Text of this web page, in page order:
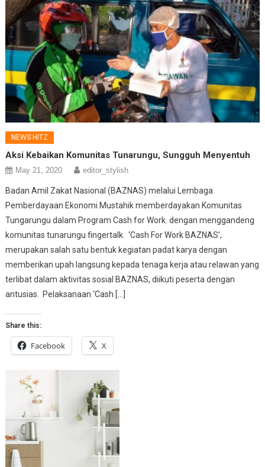
NEWS HITZ
Aksi Kebaikan Komunitas Tunarungu, Sungguh Menyentuh
May 21, 2020 editor_stylish
Badan Amil Zakat Nasional (BAZNAS) melalui Lembaga
Pemberdayaan Ekonomi Mustahik memberdayakan Komunitas
Tungarungu dalam Program Cash for Work. dengan menggandeng
komunitas tunarungu fingertalk. ‘Cash For Work BAZNAS’,
merupakan salah satu bentuk kegiatan padat karya dengan
memberikan upah langsung kepada tenaga kerja atau relawan yang
terlibat dalam aktivitas sosial BAZNAS, diikuti peserta dengan
antusias. Pelaksanaan ‘Cash […]
Share this:
Facebook X